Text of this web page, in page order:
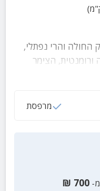
החולה והרי נפתלי,
ורומנטית, הצימר
מרווח לערבים
מרפסת
700
₪